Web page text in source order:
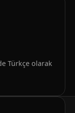
Türkçe olarak